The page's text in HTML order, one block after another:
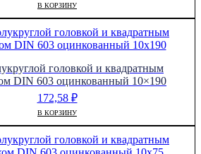
В КОРЗИНУ
головкой и квадратным
DIN 603 оцинкованный 10×190
172,58 ₽
В КОРЗИНУ